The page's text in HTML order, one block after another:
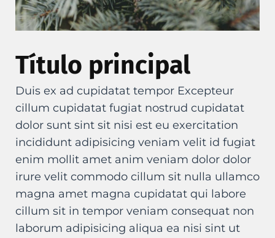
Título principal
Duis ex ad cupidatat tempor Excepteur
cillum cupidatat fugiat nostrud cupidatat
dolor sunt sint sit nisi est eu exercitation
incididunt adipisicing veniam velit id fugiat
enim mollit amet anim veniam dolor dolor
irure velit commodo cillum sit nulla ullamco
magna amet magna cupidatat qui labore
cillum sit in tempor veniam consequat non
laborum adipisicing aliqua ea nisi sint ut